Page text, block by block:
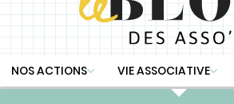
NOS ACTIONS VIE ASSOCIATIVE